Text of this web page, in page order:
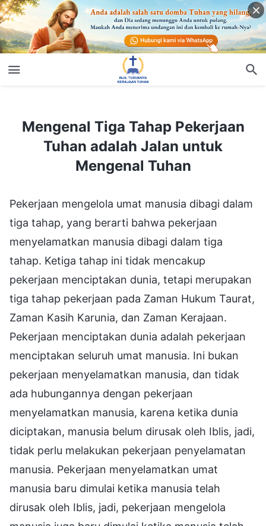
Mengenal Tiga Tahap Pekerjaan
Tuhan adalah Jalan untuk
Mengenal Tuhan
Pekerjaan mengelola umat manusia dibagi dalam
tiga tahap, yang berarti bahwa pekerjaan
menyelamatkan manusia dibagi dalam tiga
tahap. Ketiga tahap ini tidak mencakup
pekerjaan menciptakan dunia, tetapi merupakan
tiga tahap pekerjaan pada Zaman Hukum Taurat,
Zaman Kasih Karunia, dan Zaman Kerajaan.
Pekerjaan menciptakan dunia adalah pekerjaan
menciptakan seluruh umat manusia. Ini bukan
pekerjaan menyelamatkan manusia, dan tidak
ada hubungannya dengan pekerjaan
menyelamatkan manusia, karena ketika dunia
diciptakan, manusia belum dirusak oleh Iblis, jadi,
tidak perlu melakukan pekerjaan penyelamatan
manusia. Pekerjaan menyelamatkan umat
manusia baru dimulai ketika manusia telah
dirusak oleh Iblis, jadi, pekerjaan mengelola